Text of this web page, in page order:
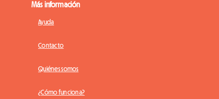
Más información
Ayuda
Contacto
Quiénes somos
¿Cómo funciona?